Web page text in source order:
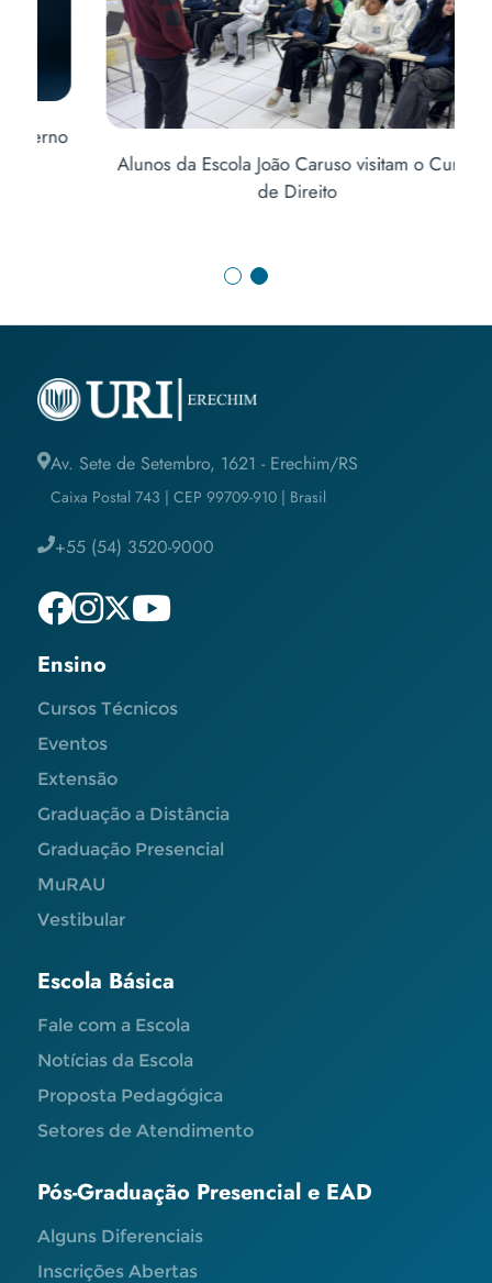
Alunos da Escola João Caruso visitam o Curso
de Direito
Av. Sete de Setembro, 1621 - Erechim/RS
Caixa Postal 743 | CEP 99709-910 | Brasil
+55 (54) 3520-9000
Ensino
Cursos Técnicos
Eventos
Extensão
Graduação a Distância
Graduação Presencial
MuRAU
Vestibular
Escola Básica
Fale com a Escola
Notícias da Escola
Proposta Pedagógica
Setores de Atendimento
Pós-Graduação Presencial e EAD
Alguns Diferenciais
Inscrições Abertas